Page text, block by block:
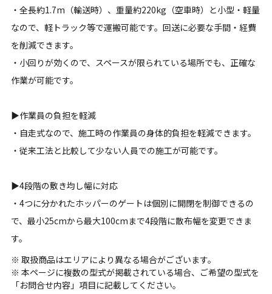
・全長約1.7m（輸送時）、重量約220kg（空車時）と小型・軽量
なので、軽トラック等で運搬可能です。回送に必要な手間・経費
を削減できます。
・小回りが効くので、スペースが限られている場所でも、正確な
作業が可能です。
▶作業員の負担を軽減
・自走式なので、施工時の作業員の身体的負担を軽減できます。
・従来工法と比較して少ない人員での施工が可能です。
▶4段階の敷き均し幅に対応
・4つに分かれたホッパーのゲートは個別に開閉を制御できるの
で、最小25cmから最大100cmまで4段階に散布幅を変更できま
す。
※ 取扱商品はエリアにより異なる場合がございます。
※ 本ページに複数の型式が掲載されている場合、ご希望の型式を
「お問合せ内容」項目に記載してください。